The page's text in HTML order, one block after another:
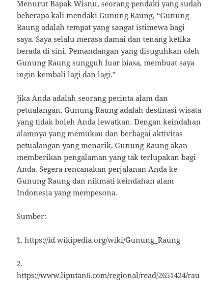
Menurut Bapak Wisnu, seorang pendaki yang sudah
beberapa kali mendaki Gunung Raung, “Gunung
Raung adalah tempat yang sangat istimewa bagi
saya. Saya selalu merasa damai dan tenang ketika
berada di sini. Pemandangan yang disuguhkan oleh
Gunung Raung sungguh luar biasa, membuat saya
ingin kembali lagi dan lagi.”
Jika Anda adalah seorang pecinta alam dan
petualangan, Gunung Raung adalah destinasi wisata
yang tidak boleh Anda lewatkan. Dengan keindahan
alamnya yang memukau dan berbagai aktivitas
petualangan yang menarik, Gunung Raung akan
memberikan pengalaman yang tak terlupakan bagi
Anda. Segera rencanakan perjalanan Anda ke
Gunung Raung dan nikmati keindahan alam
Indonesia yang mempesona.
Sumber:
1. https://id.wikipedia.org/wiki/Gunung_Raung
2.
https://www.liputan6.com/regional/read/2651424/rau